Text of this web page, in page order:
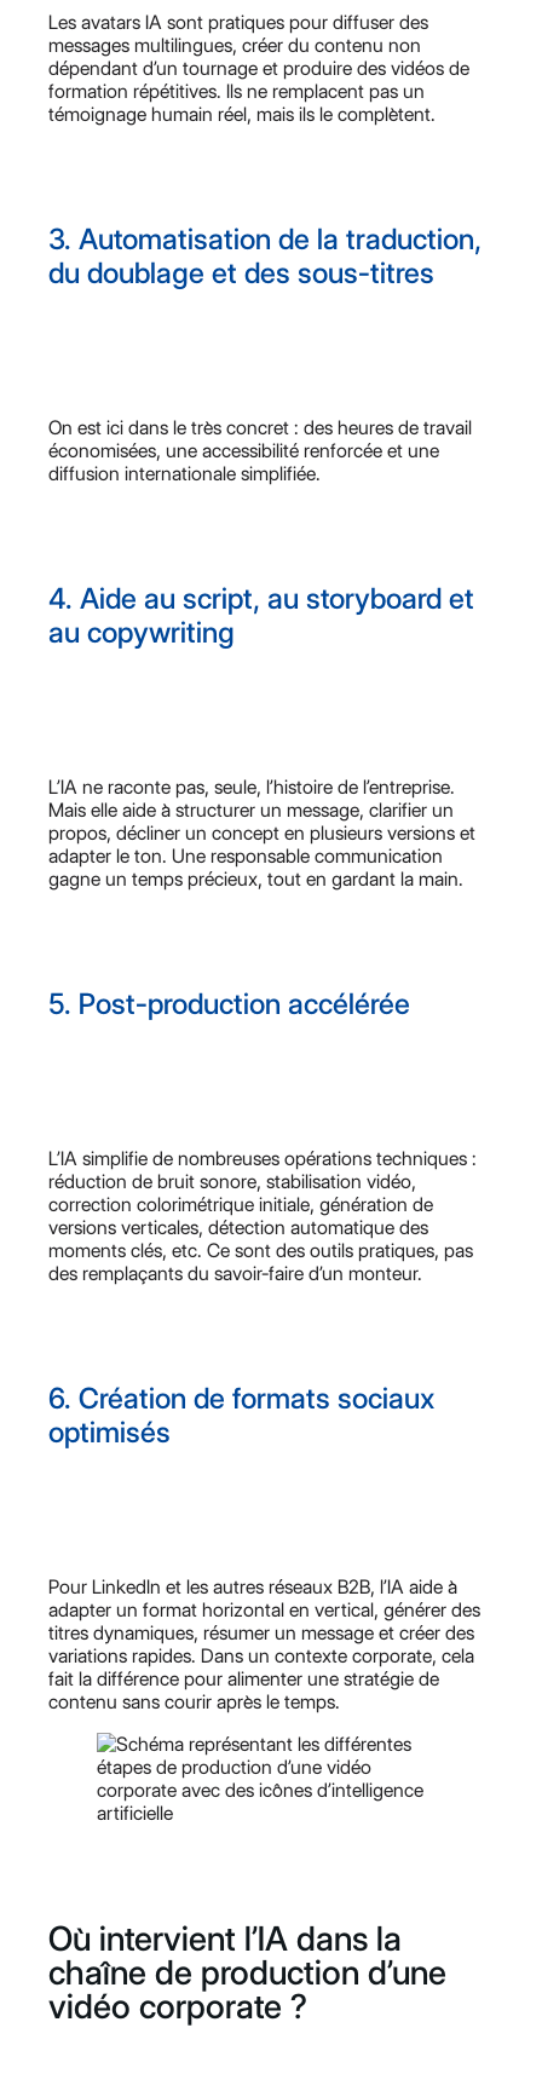
Les avatars IA sont pratiques pour diffuser des
messages multilingues, créer du contenu non
dépendant d’un tournage et produire des vidéos de
formation répétitives. Ils ne remplacent pas un
témoignage humain réel, mais ils le complètent.
3. Automatisation de la traduction,
du doublage et des sous-titres
On est ici dans le très concret : des heures de travail
économisées, une accessibilité renforcée et une
diffusion internationale simplifiée.
4. Aide au script, au storyboard et
au copywriting
L’IA ne raconte pas, seule, l’histoire de l’entreprise.
Mais elle aide à structurer un message, clarifier un
propos, décliner un concept en plusieurs versions et
adapter le ton. Une responsable communication
gagne un temps précieux, tout en gardant la main.
5. Post-production accélérée
L’IA simplifie de nombreuses opérations techniques :
réduction de bruit sonore, stabilisation vidéo,
correction colorimétrique initiale, génération de
versions verticales, détection automatique des
moments clés, etc. Ce sont des outils pratiques, pas
des remplaçants du savoir-faire d’un monteur.
6. Création de formats sociaux
optimisés
Pour LinkedIn et les autres réseaux B2B, l’IA aide à
adapter un format horizontal en vertical, générer des
titres dynamiques, résumer un message et créer des
variations rapides. Dans un contexte corporate, cela
fait la différence pour alimenter une stratégie de
contenu sans courir après le temps.
Où intervient l’IA dans la
chaîne de production d’une
vidéo corporate ?